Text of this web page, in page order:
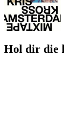
Hol dir die